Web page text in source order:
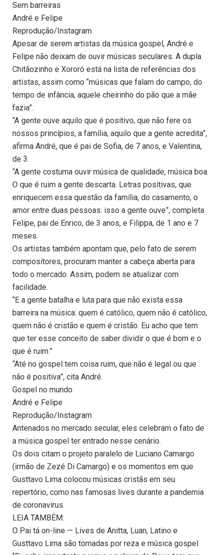
Sem barreiras
André e Felipe
Reprodução/Instagram
Apesar de serem artistas da música gospel, André e
Felipe não deixam de ouvir músicas seculares. A dupla
Chitãozinho e Xororó está na lista de referências dos
artistas, assim como “músicas que falam do campo, do
tempo de infância, aquele cheirinho do pão que a mãe
fazia”.
“A gente ouve aquilo que é positivo, que não fere os
nossos princípios, a família, aquilo que a gente acredita”,
afirma André, que é pai de Sofia, de 7 anos, e Valentina,
de 3.
“A gente costuma ouvir música de qualidade, música boa.
O que é ruim a gente descarta. Letras positivas, que
enriquecem essa questão da família, do casamento, o
amor entre duas pessoas: isso a gente ouve”, completa
Felipe, pai de Enrico, de 3 anos, e Filippa, de 1 ano e 7
meses.
Os artistas também apontam que, pelo fato de serem
compositores, procuram manter a cabeça aberta para
todo o mercado. Assim, podem se atualizar com
facilidade.
“E a gente batalha e luta para que não exista essa
barreira na música: quem é católico, quem não é católico,
quem não é cristão e quem é cristão. Eu acho que tem
que ter esse conceito de saber dividir o que é bom e o
que é ruim.”
“Até no gospel tem coisa ruim, que não é legal ou que
não é positiva”, cita André.
Gospel no mundo
André e Felipe
Reprodução/Instagram
Antenados no mercado secular, eles celebram o fato de
a música gospel ter entrado nesse cenário.
Os dois citam o projeto paralelo de Luciano Camargo
(irmão de Zezé Di Camargo) e os momentos em que
Gusttavo Lima colocou músicas cristãs em seu
repertório, como nas famosas lives durante a pandemia
de coronavírus.
LEIA TAMBÉM:
O Pai tá on-line — Lives de Anitta, Luan, Latino e
Gusttavo Lima são tomadas por reza e música gospel